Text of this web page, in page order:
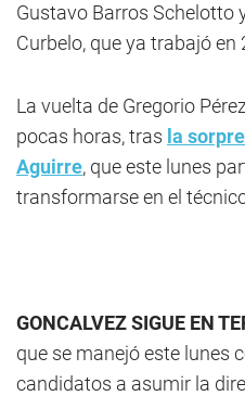
Gustavo Barros Schelotto
Curbelo, que ya trabajó en
La vuelta de Gregorio
pocas horas, tras la
Aguirre, que este lunes
transformarse en el
GONCALVEZ SIGUE EN
que se manejó este lunes
candidatos a asumir la